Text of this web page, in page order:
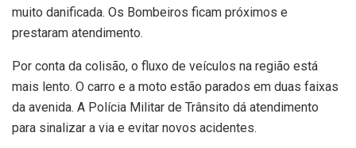
muito danificada. Os Bombeiros ficam próximos e
prestaram atendimento.
Por conta da colisão, o fluxo de veículos na região está
mais lento. O carro e a moto estão parados em duas faixas
da avenida. A Polícia Militar de Trânsito dá atendimento
para sinalizar a via e evitar novos acidentes.